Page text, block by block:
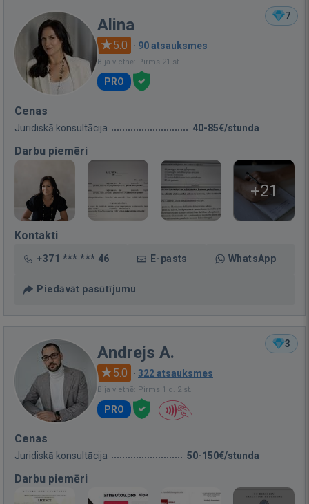
7
Alina
5.0 · 90 atsauksmes
Bija vietnē: Pirms 21 st.
PRO
Cenas
Juridiskā konsultācija 40-85€/stunda
Darbu piemēri
+21
Kontakti
+371 *** *** 46 E-pasts WhatsApp
Piedāvāt pasūtījumu
3
Andrejs A.
5.0 · 322 atsauksmes
Bija vietnē: Pirms 1 d. 2 st.
PRO
Cenas
Juridiskā konsultācija 50-150€/stunda
Darbu piemēri